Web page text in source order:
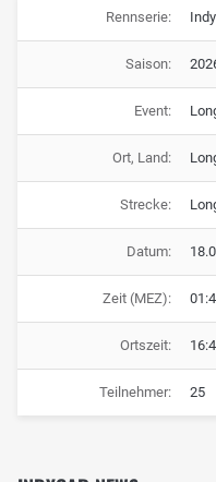
Rennserie:
Saison:
Event:
Ort, Land:
Strecke:
Datum:
Zeit (MEZ):
Ortszeit:
Teilnehmer: 25